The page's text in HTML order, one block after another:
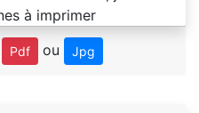
Pdf ou Jpg